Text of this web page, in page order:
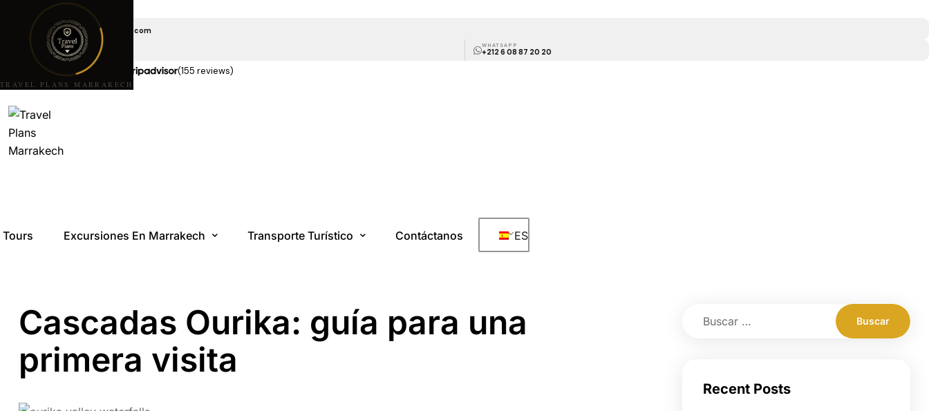
TRAVEL PLANS MARRAKECH
travelplansmarrakech@gmail.com
LLÁMANOS
+212 6 08 85 10 10
WHATSAPP
+212 6 08 87 20 20
★★★★★5,0 estrellas en (155 reviews)
Tours Excursiones En Marrakech Transporte Turístico Contáctanos ES
Cascadas Ourika: guía para una
primera visita
Recent Posts